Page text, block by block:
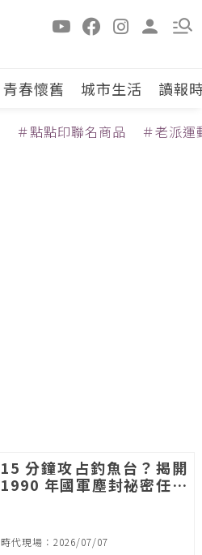
青春懷舊 城市生活 讀報
＃點點印聯名商品 ＃老派運
15 分鐘攻占釣魚台？揭開
1990 年國軍塵封祕密任務
時代現場：2026/07/07